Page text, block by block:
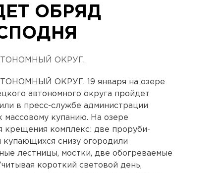
ОБРЯД
ОКРУГ.
ОКРУГ. 19 января на озере
автономного округа пройдет
в пресс-службе администрации
массовому купанию. На озере
крещения комплекс: две проруби-
купающихся снизу огородили
лестницы, мостки, две обогреваемые
короткий световой день,